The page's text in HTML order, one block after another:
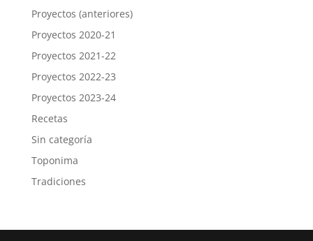
Proyectos (anteriores)
Proyectos 2020-21
Proyectos 2021-22
Proyectos 2022-23
Proyectos 2023-24
Recetas
Sin categoría
Toponima
Tradiciones